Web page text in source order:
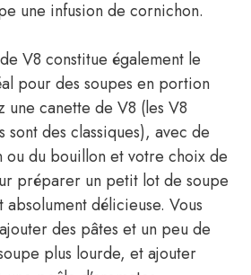
une infusion de cornichon.
V8 constitue également le
pour des soupes en portion
une canette de V8 (les V8
des classiques), avec de
ou du bouillon et votre choix de
préparer un petit lot de soupe
délicieuse. Vous
des pâtes et un peu de
plus lourde, et ajouter